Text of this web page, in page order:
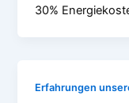
30%
Erfahrungen